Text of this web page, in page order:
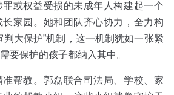
权益受损的未成年人构建起一个
家园。她和团队齐心协力，全力构
判大保护”机制，这一机制犹如一张紧
要保护的孩子都纳入其中。
教。郭磊联合司法局、学校、家